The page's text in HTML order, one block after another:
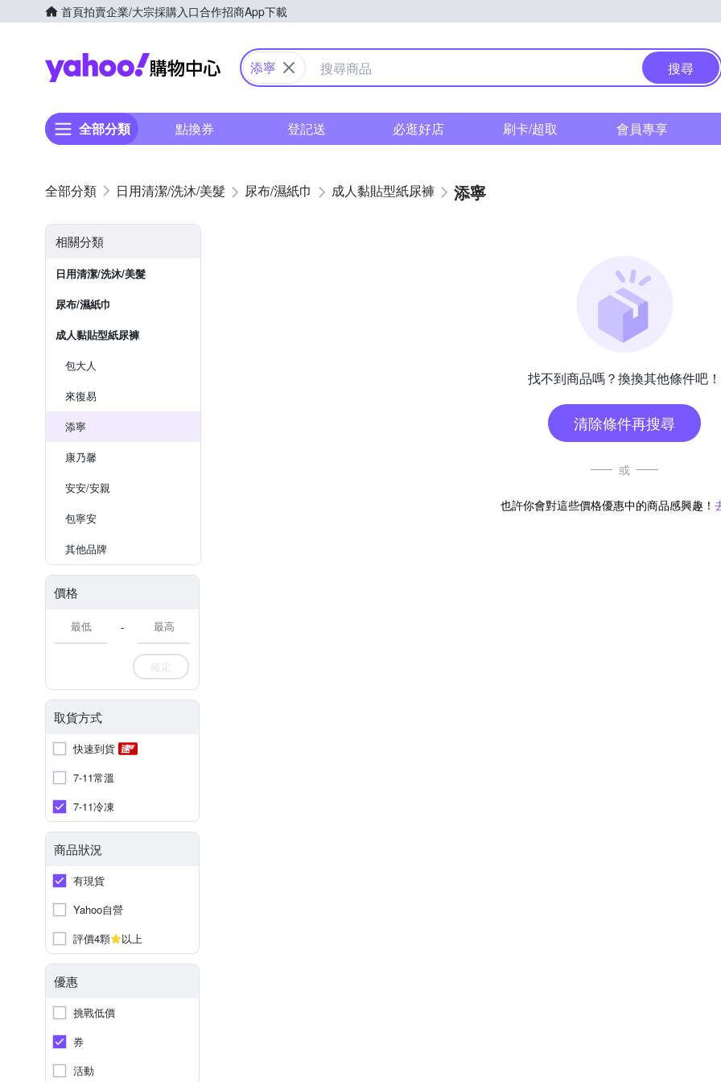
首頁拍賣企業/大宗採購入口合作招商App下載
Yahoo購物中心
添寧 搜尋
全部分類 點換券 登記送 必逛好店 刷卡/超取 會員專享
日用清潔/洗沐/美髮 尿布/濕紙巾 成人黏貼型紙尿褲 添寧
相關分類
日用清潔/洗沐/美髮
尿布/濕紙巾
成人黏貼型紙尿褲
包大人
來復易
添寧
康乃馨
安安/安親
包寧安
其他品牌
價格
-
確定
取貨方式
快速到貨
7-11常溫
7-11冷凍
商品狀況
有現貨
Yahoo自營
評價4顆
以上
優惠
挑戰低價
券
活動
找不到商品嗎？換換其他條件吧！
清除條件再搜尋
或
也許你會對這些價格優惠中的商品感興趣！